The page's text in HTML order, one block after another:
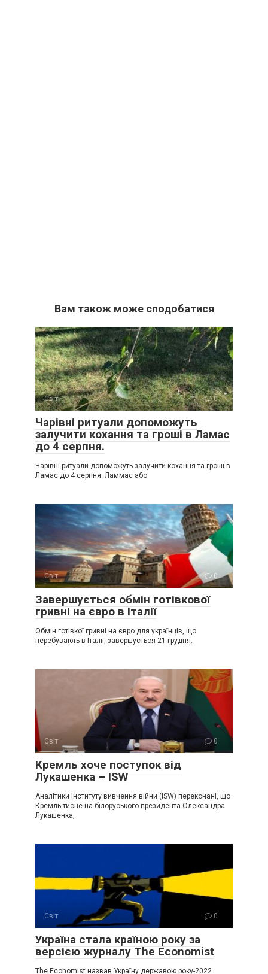
Вам також може сподобатися
Світ 0
Чарівні ритуали допоможуть
залучити кохання та гроші в Ламас
до 4 серпня.
Чарівні ритуали допоможуть залучити кохання та гроші в
Ламас до 4 серпня. Ламмас або
Світ 0
Завершується обмін готівкової
гривні на євро в Італії
Обмін готівкої гривні на євро для українців, що
перебувають в Італії, завершується 21 грудня.
Світ 0
Крeмль хоче поступок від
Лукaшенка – ISW
Аналітики Інституту вивчення війни (ISW) переконані, що
Кремль тисне на білоруського президента Олександра
Лукашенка,
Світ 0
Україна стала країною року за
версією журналу The Economist
The Economist назвав Україну державою року-2022.